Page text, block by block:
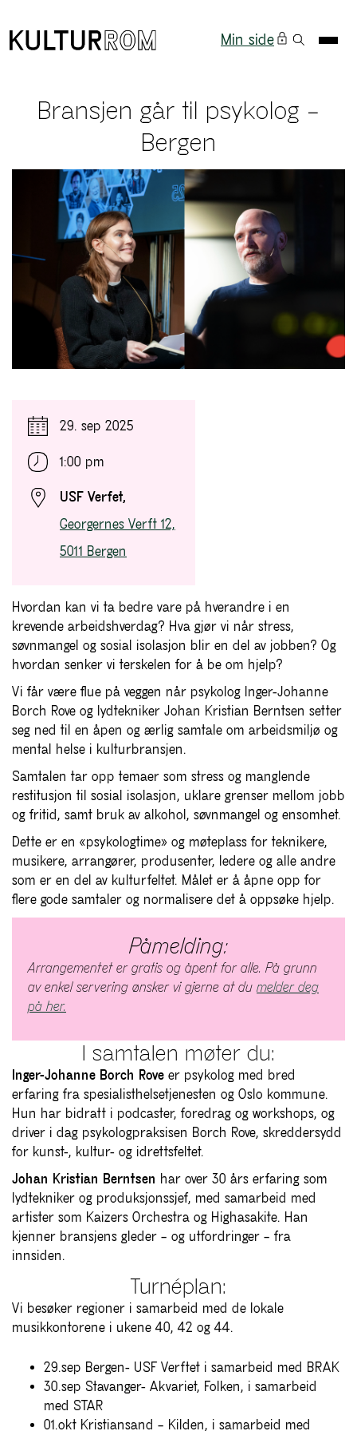
Min side
Bransjen går til psykolog –
Bergen
29. sep 2025
1:00 pm
USF Verfet,
Georgernes Verft 12,
5011 Bergen
Hvordan kan vi ta bedre vare på hverandre i en
krevende arbeidshverdag? Hva gjør vi når stress,
søvnmangel og sosial isolasjon blir en del av jobben? Og
hvordan senker vi terskelen for å be om hjelp?
Vi får være flue på veggen når psykolog Inger-Johanne
Borch Rove og lydtekniker Johan Kristian Berntsen setter
seg ned til en åpen og ærlig samtale om arbeidsmiljø og
mental helse i kulturbransjen.
Samtalen tar opp temaer som stress og manglende
restitusjon til sosial isolasjon, uklare grenser mellom jobb
og fritid, samt bruk av alkohol, søvnmangel og ensomhet.
Dette er en «psykologtime» og møteplass for teknikere,
musikere, arrangører, produsenter, ledere og alle andre
som er en del av kulturfeltet. Målet er å åpne opp for
flere gode samtaler og normalisere det å oppsøke hjelp.
Påmelding:
Arrangementet er gratis og åpent for alle. På grunn
av enkel servering ønsker vi gjerne at du melder deg
på her.
I samtalen møter du:
Inger-Johanne Borch Rove er psykolog med bred
erfaring fra spesialisthelsetjenesten og Oslo kommune.
Hun har bidratt i podcaster, foredrag og workshops, og
driver i dag psykologpraksisen Borch Rove, skreddersydd
for kunst-, kultur- og idrettsfeltet.
Johan Kristian Berntsen har over 30 års erfaring som
lydtekniker og produksjonssjef, med samarbeid med
artister som Kaizers Orchestra og Highasakite. Han
kjenner bransjens gleder – og utfordringer – fra
innsiden.
Turnéplan:
Vi besøker regioner i samarbeid med de lokale
musikkontorene i ukene 40, 42 og 44.
29.sep Bergen- USF Verftet i samarbeid med BRAK
30.sep Stavanger- Akvariet, Folken, i samarbeid
med STAR
01.okt Kristiansand – Kilden, i samarbeid med